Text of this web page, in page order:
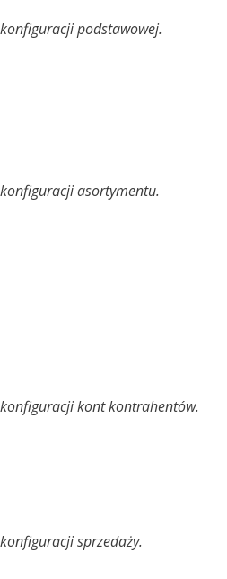
podstawowej.
asortymentu.
kont kontrahentów.
sprzedaży.